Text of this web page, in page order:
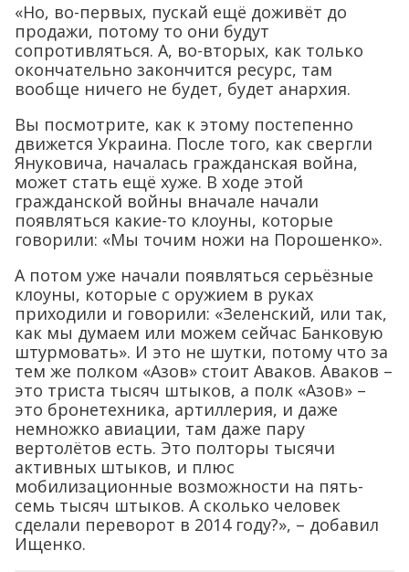
«Но, во-первых, пускай ещё доживёт до
продажи, потому то они будут
сопротивляться. А, во-вторых, как только
окончательно закончится ресурс, там
вообще ничего не будет, будет анархия.
Вы посмотрите, как к этому постепенно
движется Украина. После того, как свергли
Януковича, началась гражданская война,
может стать ещё хуже. В ходе этой
гражданской войны вначале начали
появляться какие-то клоуны, которые
говорили: «Мы точим ножи на Порошенко».
А потом уже начали появляться серьёзные
клоуны, которые с оружием в руках
приходили и говорили: «Зеленский, или так,
как мы думаем или можем сейчас Банковую
штурмовать». И это не шутки, потому что за
тем же полком «Азов» стоит Аваков. Аваков –
это триста тысяч штыков, а полк «Азов» –
это бронетехника, артиллерия, и даже
немножко авиации, там даже пару
вертолётов есть. Это полторы тысячи
активных штыков, и плюс
мобилизационные возможности на пять-
семь тысяч штыков. А сколько человек
сделали переворот в 2014 году?», – добавил
Ищенко.